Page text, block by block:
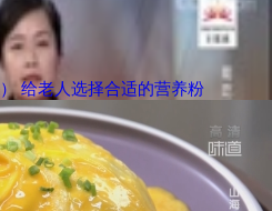
给老人选择合适的营养粉